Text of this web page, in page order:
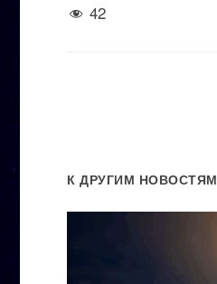
42
К ДРУГИМ НОВОСТЯМ